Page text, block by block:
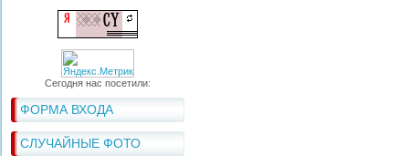
Сегодня нас посетили:
ФОРМА ВХОДА
СЛУЧАЙНЫЕ ФОТО